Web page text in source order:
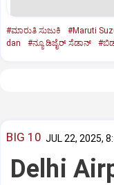
#ಮಾರುತಿ ಸುಜುಕಿ #Maruti
dan
#ನ್ಯೂ ಡಿಜೈರ್‌ ಸೆಡಾನ್‌
BIG 10 JUL 22, 2025,
Delhi